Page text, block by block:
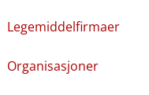
Legemiddelfirmaer
Organisasjoner